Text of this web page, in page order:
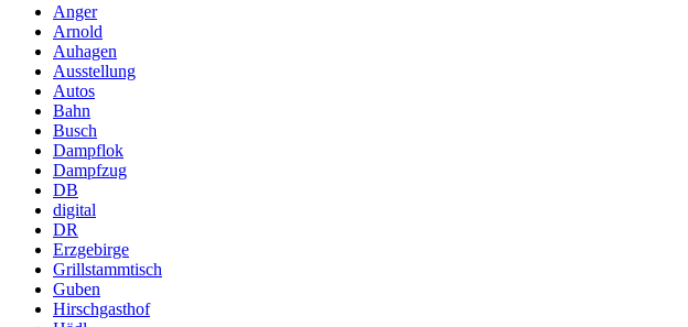
Anger
Arnold
Auhagen
Ausstellung
Autos
Bahn
Busch
Dampflok
Dampfzug
DB
digital
DR
Erzgebirge
Grillstammtisch
Guben
Hirschgasthof